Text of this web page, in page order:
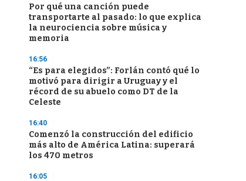
Por qué una canción puede
transportarte al pasado: lo que explica
la neurociencia sobre música y
memoria
16:56
“Es para elegidos”: Forlán contó qué lo
motivó para dirigir a Uruguay y el
récord de su abuelo como DT de la
Celeste
16:40
Comenzó la construcción del edificio
más alto de América Latina: superará
los 470 metros
16:05